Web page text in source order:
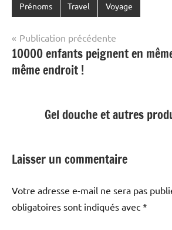
Prénoms Travel Voyage
Navigation
de
l’article
Publication précédente
10000 enfants peignent en
même endroit !
Gel douche et autres
Laisser un commentaire
Votre adresse e-mail ne sera pas
obligatoires sont indiqués avec *